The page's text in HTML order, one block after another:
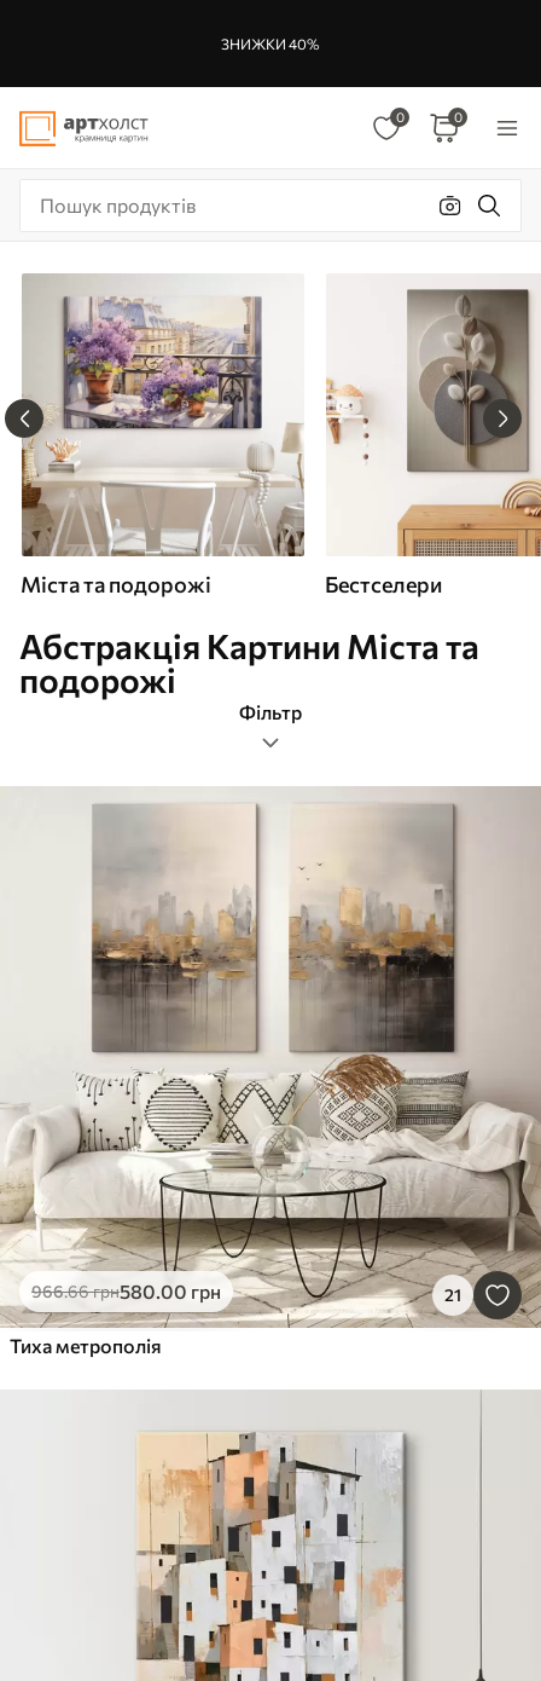
ЗНИЖКИ 40%
0 0
Міста та подорожі Бестселери
Абстракція Картини Міста та
подорожі
Фільтр
абстракція
Картини Міста та подорожі
Найпопулярніші
Очистити фільтр
966.66грн580.00 грн 21
Тиха метрополія